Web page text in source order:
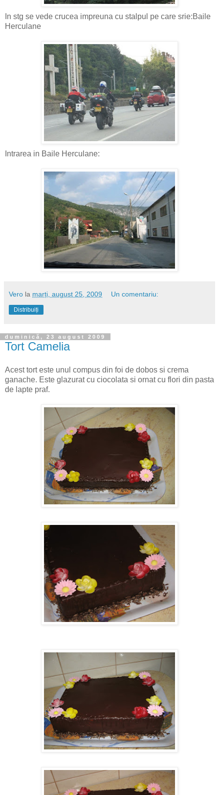
In stg se vede crucea impreuna cu stalpul pe care srie:Baile
Herculane
Intrarea in Baile Herculane:
Vero la marți, august 25, 2009 Un comentariu:
Distribuiți
duminică, 23 august 2009
Tort Camelia
Acest tort este unul compus din foi de dobos si crema
ganache. Este glazurat cu ciocolata si ornat cu flori din pasta
de lapte praf.